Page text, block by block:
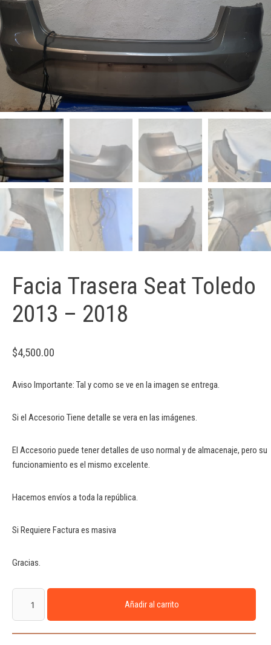
Facia Trasera Seat Toledo
2013 – 2018
$4,500.00
Aviso Importante: Tal y como se ve en la imagen se entrega.
Si el Accesorio Tiene detalle se vera en las imágenes.
El Accesorio puede tener detalles de uso normal y de almacenaje, pero su
funcionamiento es el mismo excelente.
Hacemos envíos a toda la república.
Si Requiere Factura es masiva
Gracias.
Añadir al carrito